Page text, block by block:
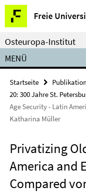
Springe
direkt
zu
Inhalt
Freie
Service-
Navigation
Osteuropa-Institut
MENÜ
Startseite
20: 300 Jahre St.
Age Security - Latin
Katharina Müller
Privatizing
America and
Compared